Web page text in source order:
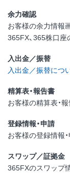
余力確認
お客様の余力情報
365FX、365株口座
入出金／振替
入出金／振替につ
精算表・報告書
お客様の精算表・
登録情報・申請
お客様の登録情報
スワップ／証拠金
365FXのスワップ